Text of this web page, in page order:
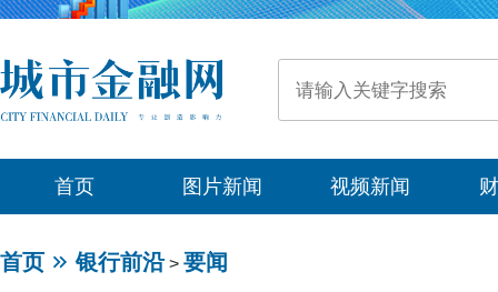
首页 图片新闻 视频新闻
首页 银行前沿> 要闻